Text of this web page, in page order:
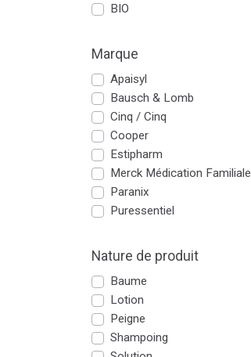
BIO
Marque
Apaisyl
Bausch & Lomb
Cinq / Cinq
Cooper
Estipharm
Merck Médication Familiale
Paranix
Puressentiel
Nature de produit
Baume
Lotion
Peigne
Shampoing